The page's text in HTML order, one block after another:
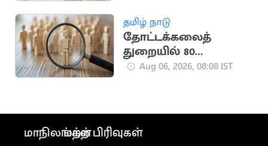
தமிழ் நாடு
தோட்டக்கலைத்
துறையில் 80
காலிப்பணியிடங்கள்
Aug 06, 2026, 08:08 IST
மாநிலங்கள்மற்ற பிரிவுகள்